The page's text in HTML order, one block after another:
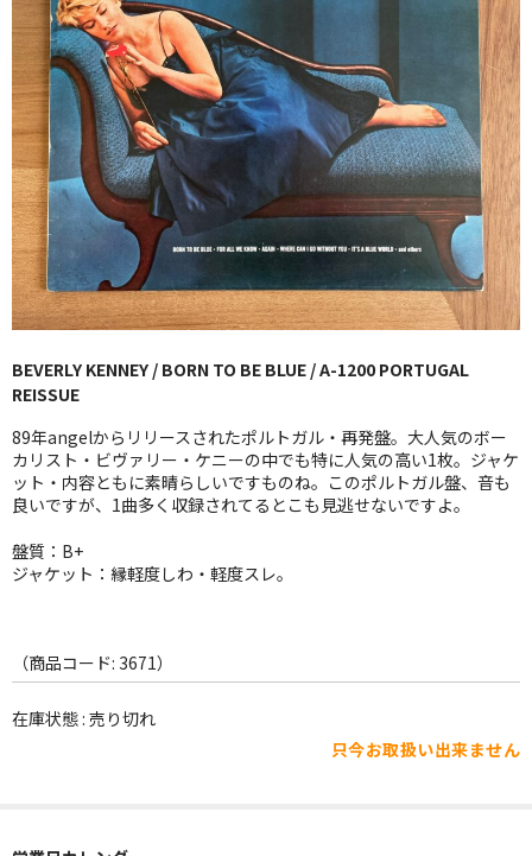
Categories
New Arrivals
新譜
GG RECORD （当店のレーベル）
全商品
JAZZ-US
BLUE NOTE
JAZZ-EU
JAZZ-JP
JAZZ-VOCAL
ROCK
WORLD
その他
BEVERLY KENNEY / BORN TO BE BLUE / A-1200 PORTUGAL
REISSUE
89年angelからリリースされたポルトガル・再発盤。大人気のボー
カリスト・ビヴァリー・ケニーの中でも特に人気の高い1枚。ジャケ
ット・内容ともに素晴らしいですものね。このポルトガル盤、音も
良いですが、1曲多く収録されてるとこも見逃せないですよ。
盤質：B+
ジャケット：縁軽度しわ・軽度スレ。
（商品コード: 3671）
在庫状態 : 売り切れ
只今お取扱い出来ません